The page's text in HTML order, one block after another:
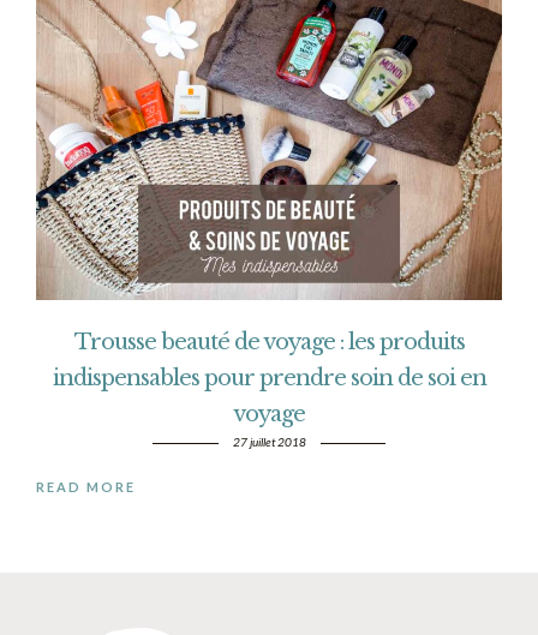
Trousse beauté de voyage : les produits
indispensables pour prendre soin de soi en
voyage
27 juillet 2018
READ MORE